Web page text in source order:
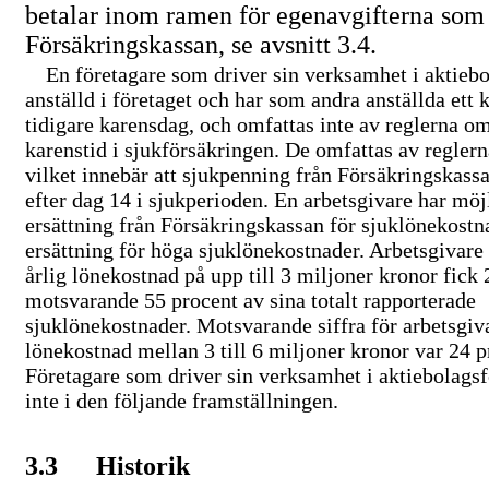
betalar inom ramen för egenavgifterna
Försäkringskassan, se avsnitt 3.4.
En företagare som driver sin verksamhet i
anställd i företaget och har som andra anställda ett
tidigare karensdag, och omfattas inte av reglerna
karenstid i sjukförsäkringen. De omfattas av
vilket innebär att sjukpenning från
efter dag 14 i sjukperioden. En arbetsgivare har
ersättning från Försäkringskassan för
ersättning för höga sjuklönekostnader.
årlig lönekostnad på upp till 3 miljoner kronor fick
motsvarande 55 procent av sina totalt rapporterade
sjuklönekostnader. Motsvarande siffra för
lönekostnad mellan 3 till 6 miljoner kronor var 24
Företagare som driver sin verksamhet i
inte i den följande framställningen.
3.3 Historik